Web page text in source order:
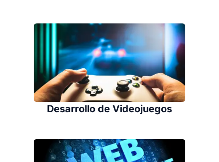
Desarrollo de Videojuegos